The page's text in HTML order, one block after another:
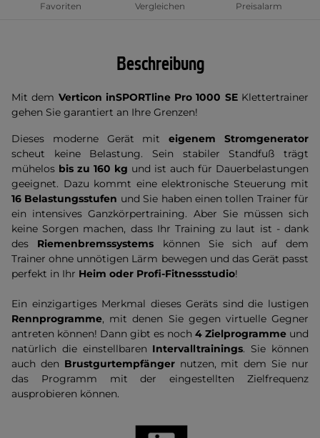
Favoriten Vergleichen Preisalarm
Beschreibung
Mit dem Verticon inSPORTline Pro 1000 SEKlettertrainer
gehen Sie garantiert an Ihre Grenzen!
Dieses moderne Gerät miteigenem Stromgenerator
scheut keine Belastung. Sein stabiler Standfuß trägt
mühelos bis zu 160 kg und ist auch für Dauerbelastungen
geeignet. Dazu kommt eine elektronische Steuerung mit
16 Belastungsstufen und Sie haben einen tollen Trainer für
ein intensives Ganzkörpertraining. Aber Sie müssen sich
keine Sorgen machen, dass Ihr Training zu laut ist - dank
des Riemenbremssystems können Sie sich auf dem
Trainer ohne unnötigen Lärm bewegen und das Gerät passt
perfekt in Ihr Heim oder Profi-Fitnessstudio!
Ein einzigartiges Merkmal dieses Geräts sind die lustigen
Rennprogramme, mit denen Sie gegen virtuelle Gegner
antreten können! Dann gibt es noch 4 Zielprogramme und
natürlich die einstellbaren Intervalltrainings. Sie können
auch den Brustgurtempfängernutzen, mit dem Sie nur
das Programm mit der eingestellten Zielfrequenz
ausprobieren können.